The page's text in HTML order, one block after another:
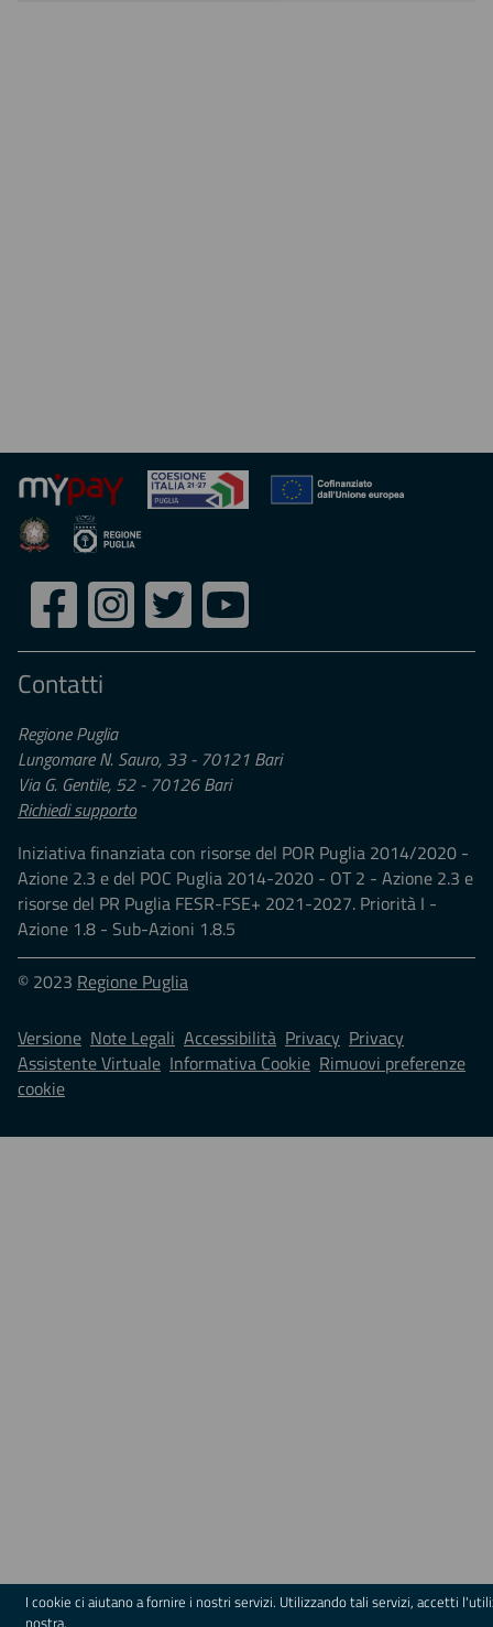
Seguici
Facebook InstagramTwitter
Contatti
Regione Puglia
Lungomare N. Sauro, 33 - 70121 Bari
Via G. Gentile, 52 - 70126 Bari
Richiedi supporto
Iniziativa finanziata con risorse del POR Puglia 2014/2020 -
Azione 2.3 e del POC Puglia 2014-2020 - OT 2 - Azione 2.3 e
risorse del PR Puglia FESR-FSE+ 2021-2027. Priorità I -
Azione 1.8 - Sub-Azioni 1.8.5
© 2023 Regione Puglia
Versione Note Legali Accessibilità Privacy Privacy
Assistente Virtuale Informativa Cookie Rimuovi preferenze
cookie
I cookie ci aiutano a fornire i nostri servizi. Utilizzando tali servizi, accetti
nostra.
massimo
100